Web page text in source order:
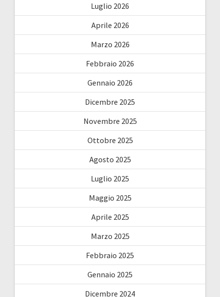
Luglio 2026
Aprile 2026
Marzo 2026
Febbraio 2026
Gennaio 2026
Dicembre 2025
Novembre 2025
Ottobre 2025
Agosto 2025
Luglio 2025
Maggio 2025
Aprile 2025
Marzo 2025
Febbraio 2025
Gennaio 2025
Dicembre 2024